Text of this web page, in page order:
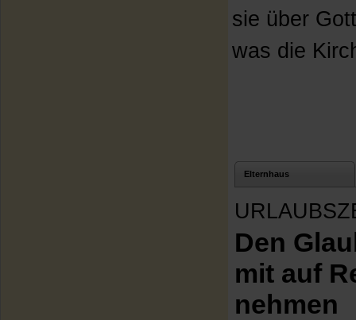
sie über
was die
Elternhaus
Den
mit auf
nehmen